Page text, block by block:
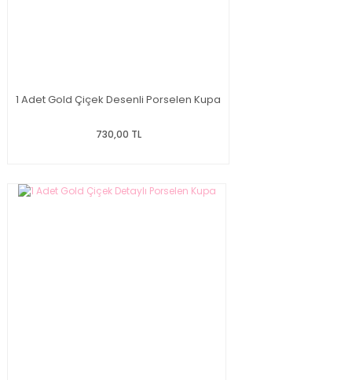
1 Adet Gold Çiçek Desenli Porselen Kupa
730,00 TL